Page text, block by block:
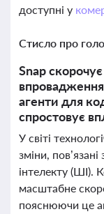
доступні у
Стисло про
Snap
агенти для
спростовує
У світі
зміни,
інтелекту (ШІ).
масштабне
пояснюючи це